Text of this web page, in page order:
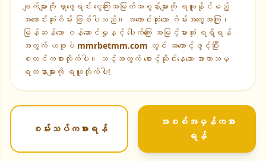
ချက်များကို ရှာဖွေရင်း ငွေကြေးအမြတ်အစွန်းများကို ရယူနိုင်မည့်
အကောင်းဆုံးဂိမ်း ဖြစ်ပါသည်။ အကောင်းဆုံးသော ဂိမ်းအတွေ့အကြုံ၊
မြန်ဆန်သော ဝန်ဆောင်မှုနှင့် ပေါက်ကြေး အမြင့်မားဆုံး ရရှိရန်
အတွက် ယခုပဲ mmrbetmm.com တွင် အကောင့်ဖွင့်ပြီး
စတင်ကစားလိုက်ပါ။ သင့်အတွက် စောင့်ဆိုင်းနေသော အာကာသမှ
ရတနာများကို ရယူလိုက်ပါ!
စမ်းသပ်ကစားရန်
အစစ်အမှန်ကစား
ရန်